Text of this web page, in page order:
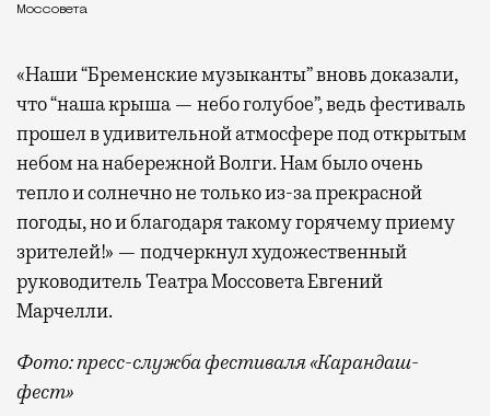
Моссовета
«Наши “Бременские музыканты” вновь доказали,
что “наша крыша — небо голубое”, ведь фестиваль
прошел в удивительной атмосфере под открытым
небом на набережной Волги. Нам было очень
тепло и солнечно не только из-за прекрасной
погоды, но и благодаря такому горячему приему
зрителей!» — подчеркнул художественный
руководитель Театра Моссовета Евгений
Марчелли.
Фото: пресс-служба фестиваля «Карандаш-
фест»